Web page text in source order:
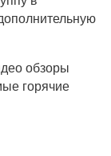
обзоры
горячие